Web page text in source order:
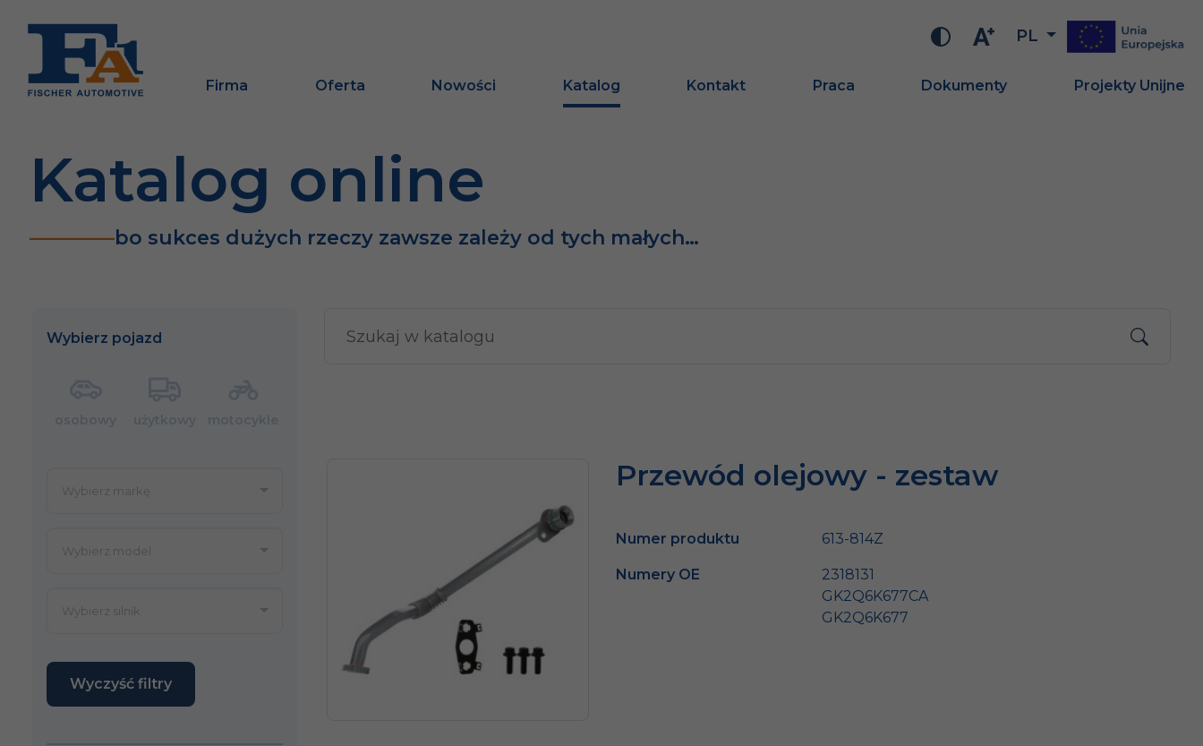
PL
Firma Oferta Nowości Katalog Kontakt Praca Dokumenty Projekty Unijne
Katalog online
bo sukces dużych rzeczy zawsze zależy od tych małych…
Wybierz pojazd
Wyczyść filtry
Przewód olejowy - zestaw
Numer produktu 613-814Z
Numery OE
2318131
GK2Q6K677CA
GK2Q6K677